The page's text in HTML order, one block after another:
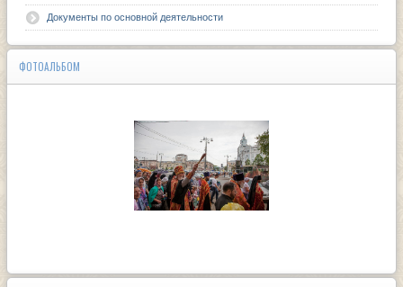
Документы по основной деятельности
ФОТОАЛЬБОМ